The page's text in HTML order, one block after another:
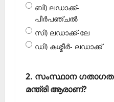
ബി) ലഡാക്ക്-
പീര്‍പഞ്ചല്‍
സി) ലഡാക്ക്-ലേ
ഡി) കശ്മീര്‍- ലഡാക്ക്‌
2. സംസ്ഥാന ഗതാഗത
മന്ത്രി ആരാണ്?